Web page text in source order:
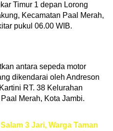
Timur 1 depan Lorong
Kecamatan Paal Merah,
pukul 06.00 WIB.
antara sepeda motor
dikendarai oleh Andreson
RT. 38 Kelurahan
Merah, Kota Jambi.
3 Jari, Warga Taman